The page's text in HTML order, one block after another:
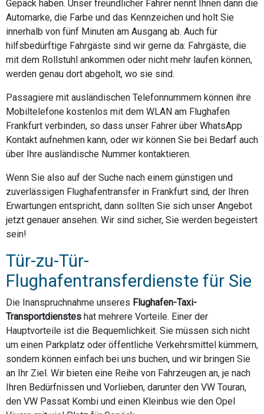
Gepäck haben. Unser freundlicher Fahrer nennt Ihnen dann die
Automarke, die Farbe und das Kennzeichen und holt Sie
innerhalb von fünf Minuten am Ausgang ab. Auch für
hilfsbedürftige Fahrgäste sind wir gerne da: Fahrgäste, die
mit dem Rollstuhl ankommen oder nicht mehr laufen können,
werden genau dort abgeholt, wo sie sind.
Passagiere mit ausländischen Telefonnummern können ihre
Mobiltelefone kostenlos mit dem WLAN am Flughafen
Frankfurt verbinden, so dass unser Fahrer über WhatsApp
Kontakt aufnehmen kann, oder wir können Sie bei Bedarf auch
über Ihre ausländische Nummer kontaktieren.
Wenn Sie also auf der Suche nach einem günstigen und
zuverlässigen Flughafentransfer in Frankfurt sind, der Ihren
Erwartungen entspricht, dann sollten Sie sich unser Angebot
jetzt genauer ansehen. Wir sind sicher, Sie werden begeistert
sein!
Tür-zu-Tür-
Flughafentransferdienste für Sie
Die Inanspruchnahme unseres Flughafen-Taxi-
Transportdienstes hat mehrere Vorteile. Einer der
Hauptvorteile ist die Bequemlichkeit. Sie müssen sich nicht
um einen Parkplatz oder öffentliche Verkehrsmittel kümmern,
sondern können einfach bei uns buchen, und wir bringen Sie
an Ihr Ziel. Wir bieten eine Reihe von Fahrzeugen an, je nach
Ihren Bedürfnissen und Vorlieben, darunter den VW Touran,
den VW Passat Kombi und einen Kleinbus wie den Opel